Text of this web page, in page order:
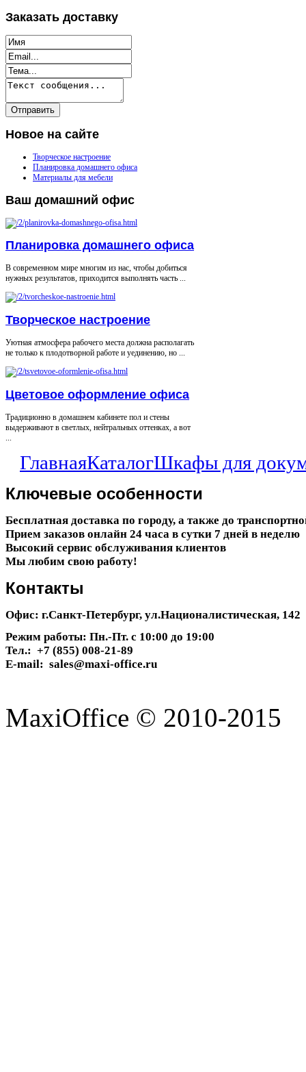
Заказать доставку
Новое на сайте
Творческое настроение
Планировка домашнего офиса
Материалы для мебели
Ваш домашний офис
Планировка домашнего офиса
В современном мире многим из нас, чтобы добиться
нужных результатов, приходится выполнять часть ...
Творческое настроение
Уютная атмосфера рабочего места должна располагать
не только к плодотворной работе и уединению, но ...
Цветовое оформление офиса
Традиционно в домашнем кабинете пол и стены
выдерживают в светлых, нейтральных оттенках, а вот
...
ГлавнаяКаталогШкафы для
Ключевые особенности
Бесплатная доставка по городу, а также до
Прием заказов онлайн 24 часа в сутки 7 дней в неделю
Высокий сервис обслуживания клиентов
Мы любим свою работу!
Контакты
Офис: г.Санкт-Петербург, ул.Националистическая, 142
Режим работы: Пн.-Пт. с 10:00 до 19:00
Тел.: +7 (855) 008-21-89
E-mail: sales@maxi-office.ru
MaxiOffice © 2010-2015